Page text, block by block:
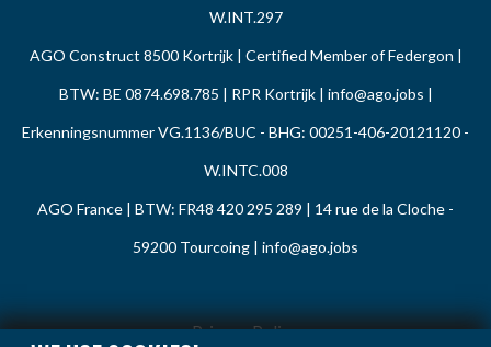
W.INT.297
AGO Construct 8500 Kortrijk | Certified Member of Federgon |
BTW: BE 0874.698.785 | RPR Kortrijk | info@ago.jobs |
Erkenningsnummer VG.1136/BUC - BHG: 00251-406-20121120 -
W.INTC.008
AGO France | BTW: FR48 420 295 289 | 14 rue de la Cloche -
59200 Tourcoing | info@ago.jobs
Privacy Policy